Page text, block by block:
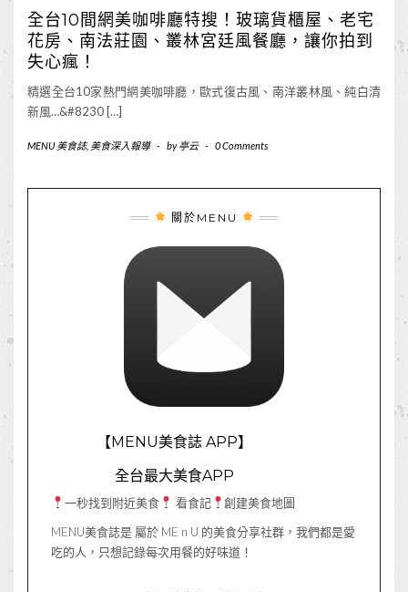
全台10間網美咖啡廳特搜！玻璃貨櫃屋、老宅
花房、南法莊園、叢林宮廷風餐廳，讓你拍到
失心瘋！
精選全台10家熱門網美咖啡廳，歐式復古風、南洋叢林風、純白清
新風…&#8230 […]
MENU 美食誌, 美食深入報導 - by亭云 - 0 Comments
關於MENU
【MENU美食誌 APP】
全台最大美食APP
一秒找到附近美食 看食記
創建美食地圖
MENU美食誌是 屬於 ME n U 的美食分享社群，我們都是愛
吃的人，只想記錄每次用餐的好味道！